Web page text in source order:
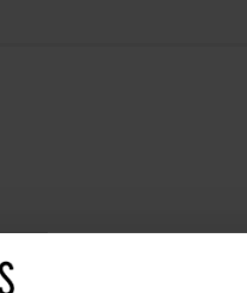
посещение данного отеля